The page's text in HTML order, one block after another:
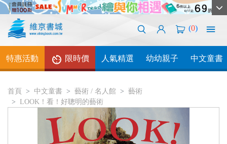
(0)
特惠活動 限時價 人氣精選 幼幼親子 中文童書
首頁 中文童書 藝術 / 名人館
藝術
LOOK！看！好聰明的藝術